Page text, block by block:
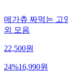
메가츄 짜먹는 고
외 모음
22,500원
24%16,990원